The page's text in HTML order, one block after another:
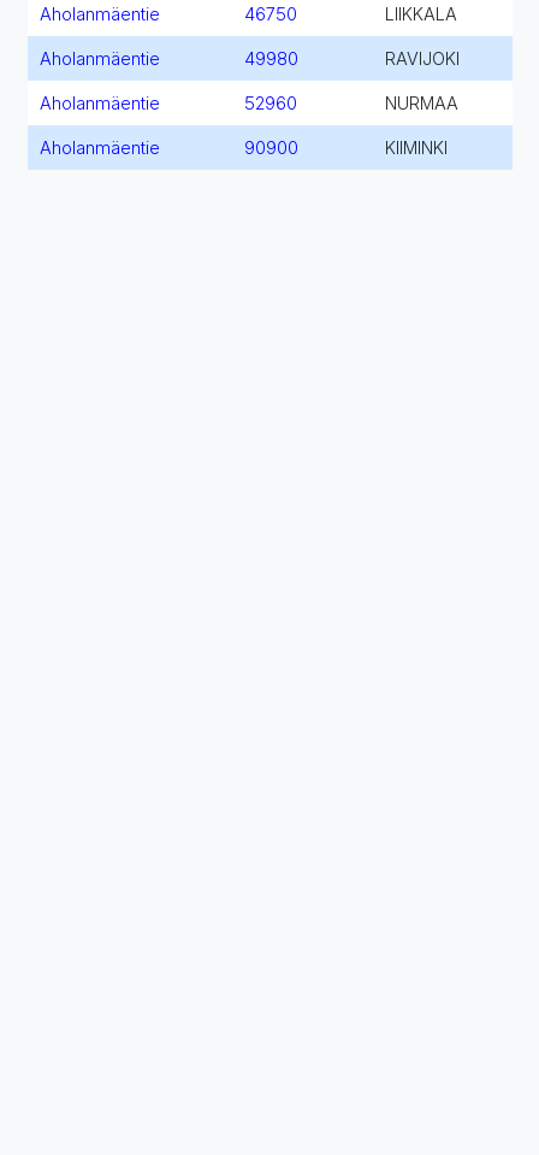
Aholanmäentie 46750 LIIKKALA
Aholanmäentie 49980 RAVIJOKI
Aholanmäentie 52960 NURMAA
Aholanmäentie 90900 KIIMINKI